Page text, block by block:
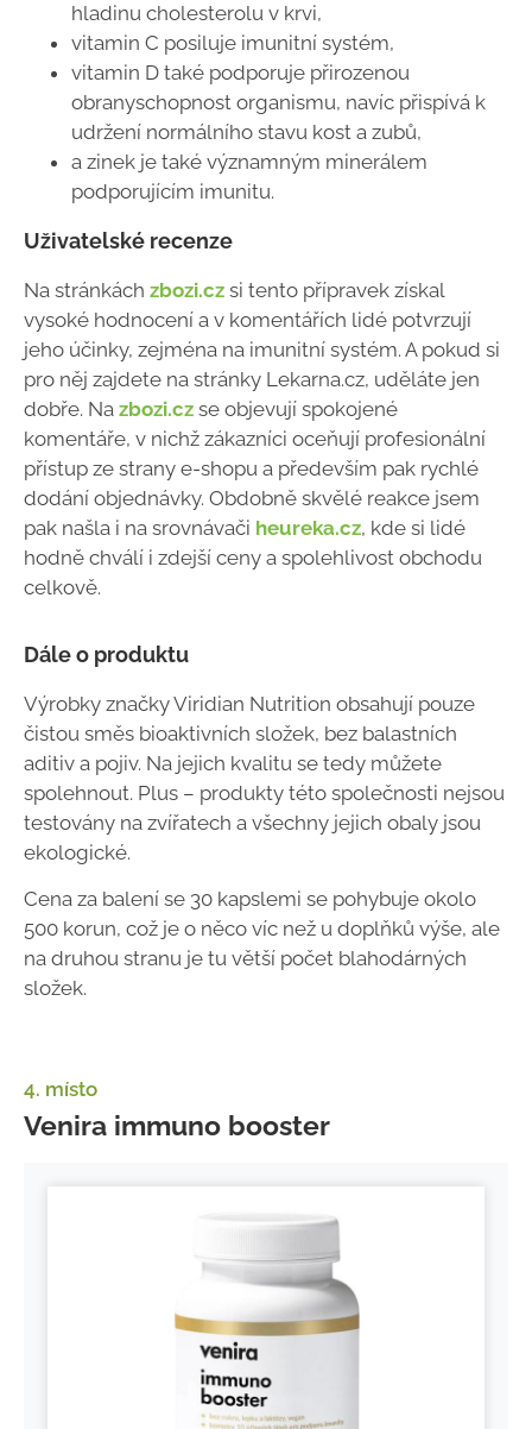
hladinu cholesterolu v krvi,
vitamin C posiluje imunitní systém,
vitamin D také podporuje přirozenou
obranyschopnost organismu, navíc přispívá k
udržení normálního stavu kost a zubů,
a zinek je také významným minerálem
podporujícím imunitu.
Uživatelské recenze
Na stránkách zbozi.cz si tento přípravek získal
vysoké hodnocení a v komentářích lidé potvrzují
jeho účinky, zejména na imunitní systém. A pokud si
pro něj zajdete na stránky Lekarna.cz, uděláte jen
dobře. Na zbozi.cz se objevují spokojené
komentáře, v nichž zákazníci oceňují profesionální
přístup ze strany e-shopu a především pak rychlé
dodání objednávky. Obdobně skvělé reakce jsem
pak našla i na srovnávači heureka.cz, kde si lidé
hodně chválí i zdejší ceny a spolehlivost obchodu
celkově.
Dále o produktu
Výrobky značky Viridian Nutrition obsahují pouze
čistou směs bioaktivních složek, bez balastních
aditiv a pojiv. Na jejich kvalitu se tedy můžete
spolehnout. Plus – produkty této společnosti nejsou
testovány na zvířatech a všechny jejich obaly jsou
ekologické.
Cena za balení se 30 kapslemi se pohybuje okolo
500 korun, což je o něco víc než u doplňků výše, ale
na druhou stranu je tu větší počet blahodárných
složek.
4. místo
Venira immuno booster